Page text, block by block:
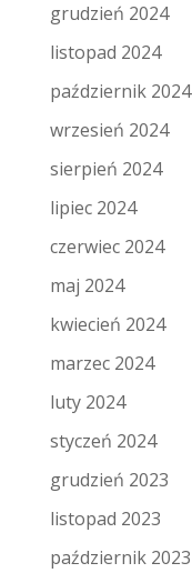
grudzień 2024
listopad 2024
październik 2024
wrzesień 2024
sierpień 2024
lipiec 2024
czerwiec 2024
maj 2024
kwiecień 2024
marzec 2024
luty 2024
styczeń 2024
grudzień 2023
listopad 2023
październik 2023